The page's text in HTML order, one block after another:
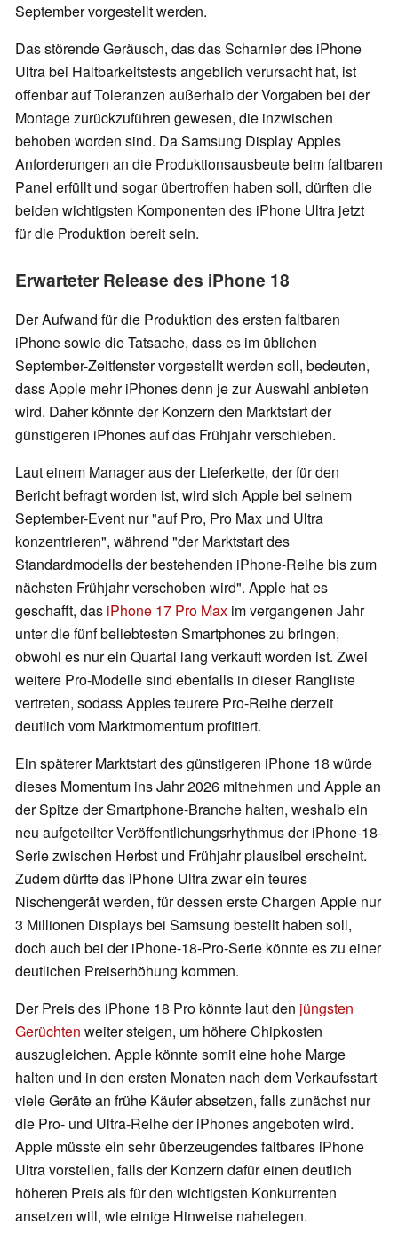
September vorgestellt werden.
Das störende Geräusch, das das Scharnier des iPhone
Ultra bei Haltbarkeitstests angeblich verursacht hat, ist
offenbar auf Toleranzen außerhalb der Vorgaben bei der
Montage zurückzuführen gewesen, die inzwischen
behoben worden sind. Da Samsung Display Apples
Anforderungen an die Produktionsausbeute beim faltbaren
Panel erfüllt und sogar übertroffen haben soll, dürften die
beiden wichtigsten Komponenten des iPhone Ultra jetzt
für die Produktion bereit sein.
Erwarteter Release des iPhone 18
Der Aufwand für die Produktion des ersten faltbaren
iPhone sowie die Tatsache, dass es im üblichen
September-Zeitfenster vorgestellt werden soll, bedeuten,
dass Apple mehr iPhones denn je zur Auswahl anbieten
wird. Daher könnte der Konzern den Marktstart der
günstigeren iPhones auf das Frühjahr verschieben.
Laut einem Manager aus der Lieferkette, der für den
Bericht befragt worden ist, wird sich Apple bei seinem
September-Event nur "auf Pro, Pro Max und Ultra
konzentrieren", während "der Marktstart des
Standardmodells der bestehenden iPhone-Reihe bis zum
nächsten Frühjahr verschoben wird". Apple hat es
geschafft, das iPhone 17 Pro Max im vergangenen Jahr
unter die fünf beliebtesten Smartphones zu bringen,
obwohl es nur ein Quartal lang verkauft worden ist. Zwei
weitere Pro-Modelle sind ebenfalls in dieser Rangliste
vertreten, sodass Apples teurere Pro-Reihe derzeit
deutlich vom Marktmomentum profitiert.
Ein späterer Marktstart des günstigeren iPhone 18 würde
dieses Momentum ins Jahr 2026 mitnehmen und Apple an
der Spitze der Smartphone-Branche halten, weshalb ein
neu aufgeteilter Veröffentlichungsrhythmus der iPhone-18-
Serie zwischen Herbst und Frühjahr plausibel erscheint.
Zudem dürfte das iPhone Ultra zwar ein teures
Nischengerät werden, für dessen erste Chargen Apple nur
3 Millionen Displays bei Samsung bestellt haben soll,
doch auch bei der iPhone-18-Pro-Serie könnte es zu einer
deutlichen Preiserhöhung kommen.
Der Preis des iPhone 18 Pro könnte laut den jüngsten
Gerüchten weiter steigen, um höhere Chipkosten
auszugleichen. Apple könnte somit eine hohe Marge
halten und in den ersten Monaten nach dem Verkaufsstart
viele Geräte an frühe Käufer absetzen, falls zunächst nur
die Pro- und Ultra-Reihe der iPhones angeboten wird.
Apple müsste ein sehr überzeugendes faltbares iPhone
Ultra vorstellen, falls der Konzern dafür einen deutlich
höheren Preis als für den wichtigsten Konkurrenten
ansetzen will, wie einige Hinweise nahelegen.